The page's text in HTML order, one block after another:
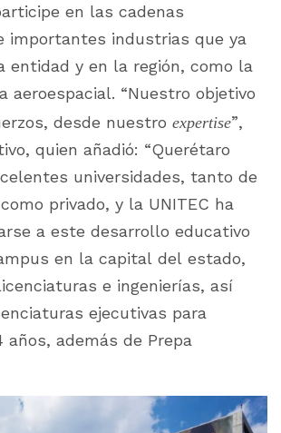
en las cadenas
importantes industrias que ya
entidad y en la región, como la
aeroespacial. “Nuestro objetivo
desde nuestro expertise”,
quien añadió: “Querétaro
universidades, tanto de
privado, y la UNITEC ha
a este desarrollo educativo
en la capital del estado,
e ingenierías, así
ejecutivas para
años, además de Prepa